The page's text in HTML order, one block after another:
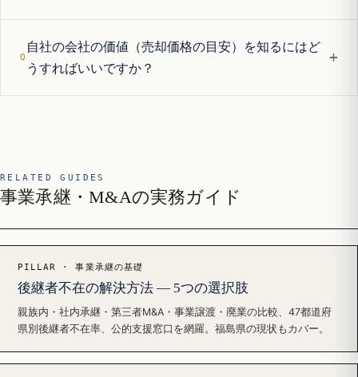
自社の会社の価値（売却価格の目安）を知るにはど
うすればいいですか？
+
RELATED GUIDES
事業承継・M&Aの実務ガイド
PILLAR · 事業承継の基礎
後継者不在の解決方法 — 5つの選択肢
親族内・社内承継・第三者M&A・事業譲渡・廃業の比較、47都道府
県別後継者不在率、公的支援窓口を網羅。福島県の現状もカバー。